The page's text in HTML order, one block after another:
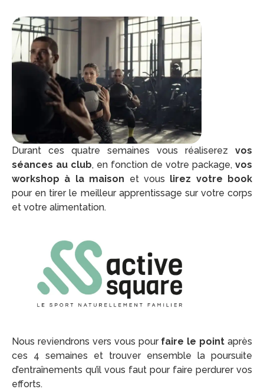
Durant ces quatre semaines vous réaliserez vos
séances au club, en fonction de votre package, vos
workshop à la maison et vous lirez votre book
pour en tirer le meilleur apprentissage sur votre corps
et votre alimentation.
Nous reviendrons vers vous pour faire le point après
ces 4 semaines et trouver ensemble la poursuite
d’entraînements qu’il vous faut pour faire perdurer vos
efforts.